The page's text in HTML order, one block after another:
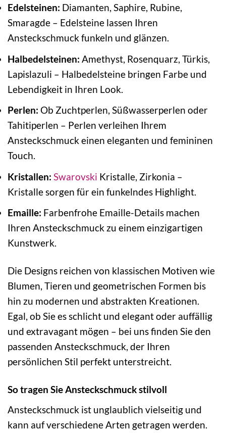
Edelsteinen: Diamanten, Saphire, Rubine,
Smaragde – Edelsteine lassen Ihren
Ansteckschmuck funkeln und glänzen.
Halbedelsteinen: Amethyst, Rosenquarz, Türkis,
Lapislazuli – Halbedelsteine bringen Farbe und
Lebendigkeit in Ihren Look.
Perlen: Ob Zuchtperlen, Süßwasserperlen oder
Tahitiperlen – Perlen verleihen Ihrem
Ansteckschmuck einen eleganten und femininen
Touch.
Kristallen: Swarovski Kristalle, Zirkonia –
Kristalle sorgen für ein funkelndes Highlight.
Emaille: Farbenfrohe Emaille-Details machen
Ihren Ansteckschmuck zu einem einzigartigen
Kunstwerk.
Die Designs reichen von klassischen Motiven wie
Blumen, Tieren und geometrischen Formen bis
hin zu modernen und abstrakten Kreationen.
Egal, ob Sie es schlicht und elegant oder auffällig
und extravagant mögen – bei uns finden Sie den
passenden Ansteckschmuck, der Ihren
persönlichen Stil perfekt unterstreicht.
So tragen Sie Ansteckschmuck stilvoll
Ansteckschmuck ist unglaublich vielseitig und
kann auf verschiedene Arten getragen werden.